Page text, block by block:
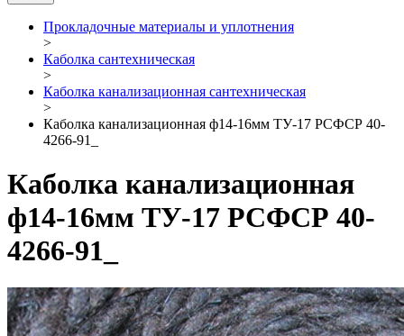
Прокладочные материалы и уплотнения
>
Каболка сантехническая
>
Каболка канализационная сантехническая
>
Каболка канализационная ф14-16мм ТУ-17 РСФСР 40-
4266-91_
Каболка канализационная
ф14-16мм ТУ-17 РСФСР 40-
4266-91_